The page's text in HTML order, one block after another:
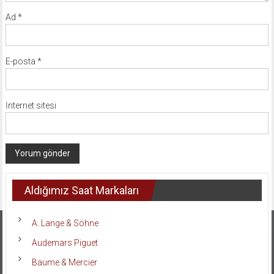
Ad *
E-posta *
İnternet sitesi
Aldığımız Saat Markaları
A. Lange & Söhne
Audemars Piguet
Baume & Mercier